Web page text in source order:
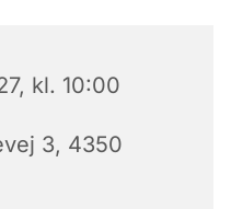
kl. 10:00
3, 4350